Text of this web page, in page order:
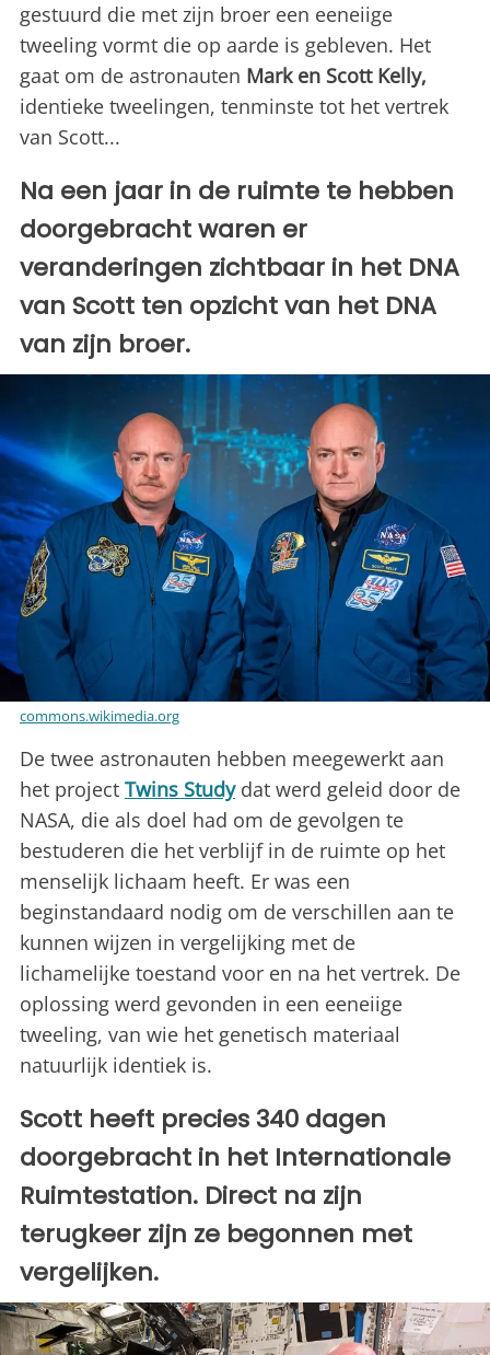
gestuurd die met zijn broer een eeneiige
tweeling vormt die op aarde is gebleven. Het
gaat om de astronauten Mark en Scott Kelly,
identieke tweelingen, tenminste tot het vertrek
van Scott...
Na een jaar in de ruimte te hebben
doorgebracht waren er
veranderingen zichtbaar in het DNA
van Scott ten opzicht van het DNA
van zijn broer.
commons.wikimedia.org
De twee astronauten hebben meegewerkt aan
het project Twins Studydat werd geleid door de
NASA, die als doel had om de gevolgen te
bestuderen die het verblijf in de ruimte op het
menselijk lichaam heeft. Er was een
beginstandaard nodig om de verschillen aan te
kunnen wijzen in vergelijking met de
lichamelijke toestand voor en na het vertrek. De
oplossing werd gevonden in een eeneiige
tweeling, van wie het genetisch materiaal
natuurlijk identiek is.
Scott heeft precies 340 dagen
doorgebracht in het Internationale
Ruimtestation. Direct na zijn
terugkeer zijn ze begonnen met
vergelijken.